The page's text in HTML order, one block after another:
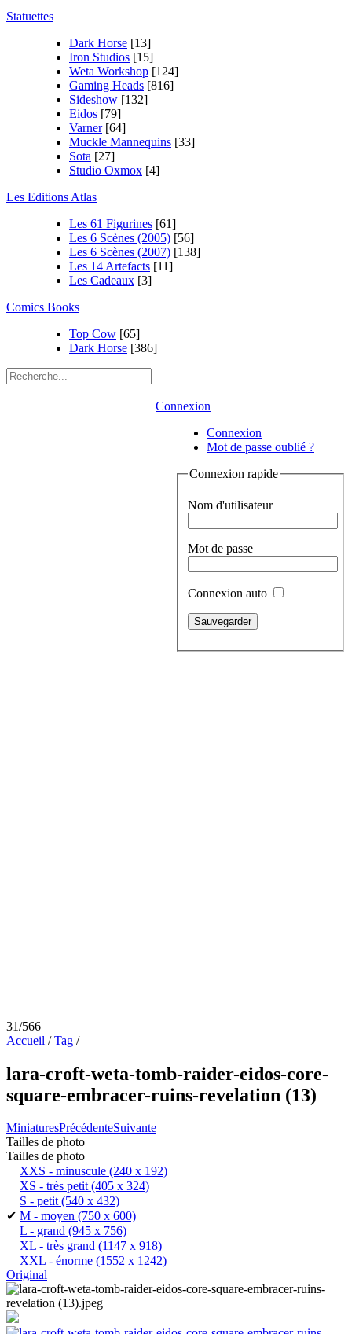
Statuettes
Dark Horse [13]
Iron Studios [15]
Weta Workshop [124]
Gaming Heads [816]
Sideshow [132]
Eidos [79]
Varner [64]
Muckle Mannequins [33]
Sota [27]
Studio Oxmox [4]
Les Editions Atlas
Les 61 Figurines [61]
Les 6 Scènes (2005) [56]
Les 6 Scènes (2007) [138]
Les 14 Artefacts [11]
Les Cadeaux [3]
Comics Books
Top Cow [65]
Dark Horse [386]
Connexion
Connexion
Mot de passe oublié ?
Connexion rapide
Nom d'utilisateur
Mot de passe
Connexion auto
31/566
Accueil /Tag /
lara-croft-weta-tomb-raider-eidos-core-
square-embracer-ruins-revelation (13)
MiniaturesPrécédenteSuivante
Tailles de photo
Tailles de photo
XXS - minuscule (240 x 192)
XS - très petit(405 x 324)
S - petit(540 x 432)
✔ M - moyen (750 x 600)
L - grand (945 x 756)
XL - très grand (1147 x 918)
XXL - énorme (1552 x 1242)
Original